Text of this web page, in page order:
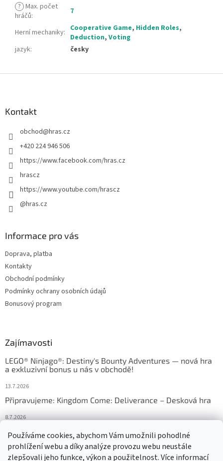
Používáme cookies, abychom Vám umožnili pohodlné
prohlížení webu a díky analýze provozu webu neustále
zlepšovali jeho funkce, výkon a použitelnost. Více informací
? Max. počet
hráčů: 7
Herní mechaniky: Cooperative Game, Hidden Roles,
Deduction, Voting
jazyk: česky
Kontakt
obchod@hras.cz
+420 224 946 506
https://www.facebook.com/hras.cz
hrascz
https://www.youtube.com/hrascz
@hras.cz
Informace pro vás
Doprava, platba
Kontakty
Obchodní podmínky
Podmínky ochrany osobních údajů
Bonusový program
Zajímavosti
LEGO® Ninjago®: Destiny's Bounty Adventures — nová hra
a exkluzivní bonus u nás v obchodě!
13.7.2026
Připravujeme: Kingdom Come: Deliverance – Desková hra
8.7.2026
Nejlepší deskové hry: výběr, který frčí v celém Česku
18.6.2026